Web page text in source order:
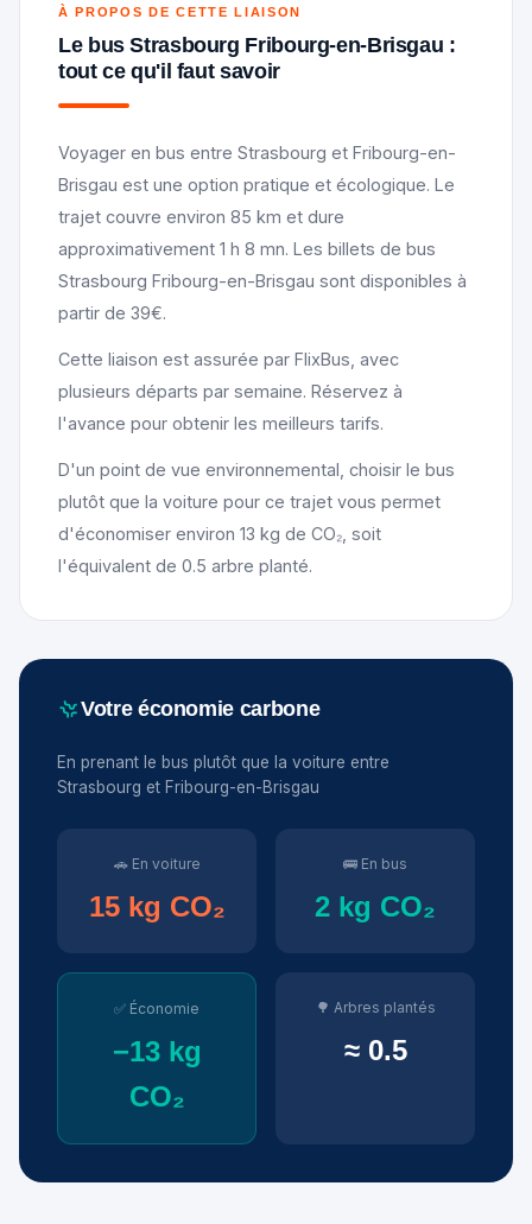
À PROPOS DE CETTE LIAISON
Le bus Strasbourg Fribourg-en-Brisgau :
tout ce qu'il faut savoir
Voyager en bus entre Strasbourg et Fribourg-en-
Brisgau est une option pratique et écologique. Le
trajet couvre environ 85 km et dure
approximativement 1 h 8 mn. Les billets de bus
Strasbourg Fribourg-en-Brisgau sont disponibles à
partir de 39€.
Cette liaison est assurée par FlixBus, avec
plusieurs départs par semaine. Réservez à
l'avance pour obtenir les meilleurs tarifs.
D'un point de vue environnemental, choisir le bus
plutôt que la voiture pour ce trajet vous permet
d'économiser environ 13 kg de CO₂, soit
l'équivalent de 0.5 arbre planté.
Votre économie carbone
En prenant le bus plutôt que la voiture entre
Strasbourg et Fribourg-en-Brisgau
🚗 En voiture
15 kg CO₂
🚌 En bus
2 kg CO₂
✅ Économie
−13 kg
CO₂
🌳 Arbres plantés
≈ 0.5